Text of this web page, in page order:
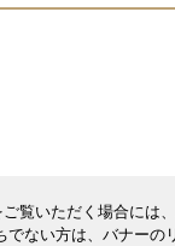
覧いただく場合には
でない方は、バナーの